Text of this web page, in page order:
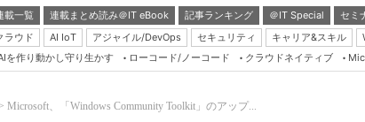
載一覧 連載まとめ読み＠IT eBook 記事ランキング ＠IT Special セミ
ラウド
AI IoT アジャイル/DevOps セキュリティ キャリア&スキル
を作り動かし守り生かす ローコード/ノーコード クラウドネイティブ
Microsoft、「Windows Community Toolkit」のアップ...